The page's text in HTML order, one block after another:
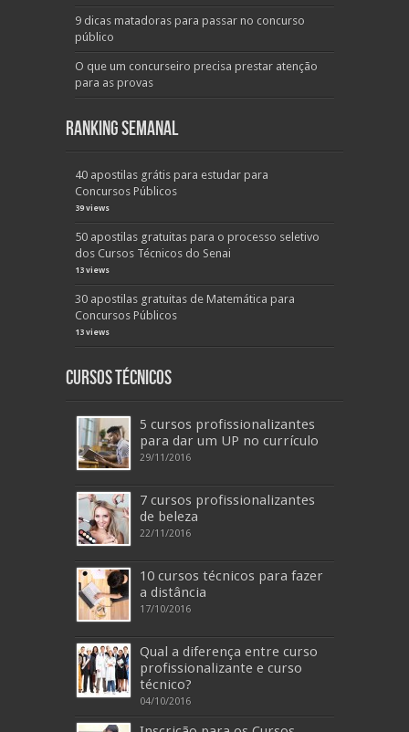
9 dicas matadoras para passar no concurso
público
O que um concurseiro precisa prestar atenção
para as provas
Ranking Semanal
40 apostilas grátis para estudar para
Concursos Públicos
39 views
50 apostilas gratuitas para o processo seletivo
dos Cursos Técnicos do Senai
13 views
30 apostilas gratuitas de Matemática para
Concursos Públicos
13 views
Cursos Técnicos
5 cursos profissionalizantes
para dar um UP no currículo
29/11/2016
7 cursos profissionalizantes
de beleza
22/11/2016
10 cursos técnicos para fazer
a distância
17/10/2016
Qual a diferença entre curso
profissionalizante e curso
técnico?
04/10/2016